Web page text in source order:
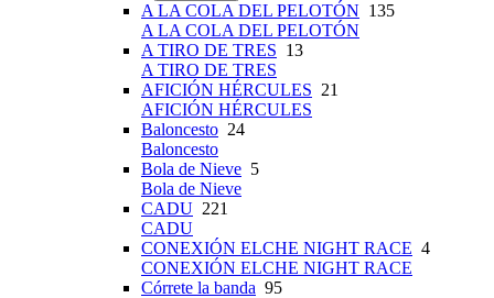
A LA COLA DEL PELOTÓN 135
A LA COLA DEL PELOTÓN
A TIRO DE TRES 13
A TIRO DE TRES
AFICIÓN HÉRCULES 21
AFICIÓN HÉRCULES
Baloncesto 24
Baloncesto
Bola de Nieve 5
Bola de Nieve
CADU 221
CADU
CONEXIÓN ELCHE NIGHT RACE 4
CONEXIÓN ELCHE NIGHT RACE
Córrete la banda 95